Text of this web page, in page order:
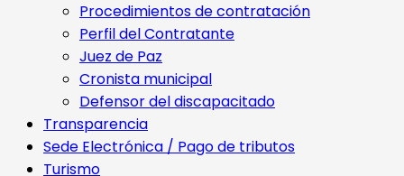
Procedimientos de contratación
Perfil del Contratante
Juez de Paz
Cronista municipal
Defensor del discapacitado
Transparencia
Sede Electrónica / Pago de tributos
Turismo